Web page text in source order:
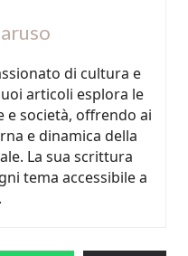
di cultura e
articoli esplora le
e società, offrendo ai
e dinamica della
La sua scrittura
tema accessibile a